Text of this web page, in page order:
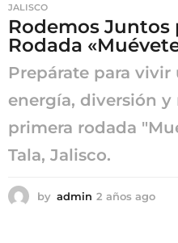
g
o
JALISCO
Rodemos Juntos
Rodada
Prepárate para
energía, diversión
primera rodada
Tala, Jalisco.
by admin 2 años ago